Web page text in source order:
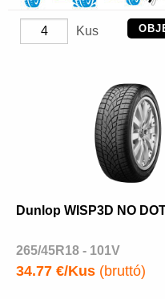
Kus
Dunlop WISP3D NO
265/45R18 - 101V
34.77 €/Kus (bruttó)